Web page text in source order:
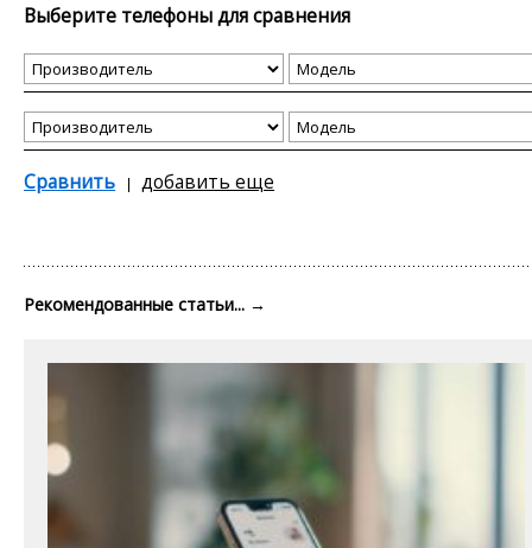
Выберите телефоны для сравнения
Сравнить добавить еще
Рекомендованные статьи... →